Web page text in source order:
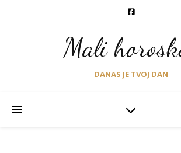
Mali
DANAS JE TVOJ DAN